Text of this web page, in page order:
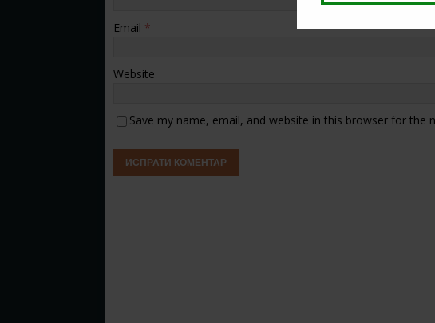
Email *
Website
Save my name, email, and website in this browser for the